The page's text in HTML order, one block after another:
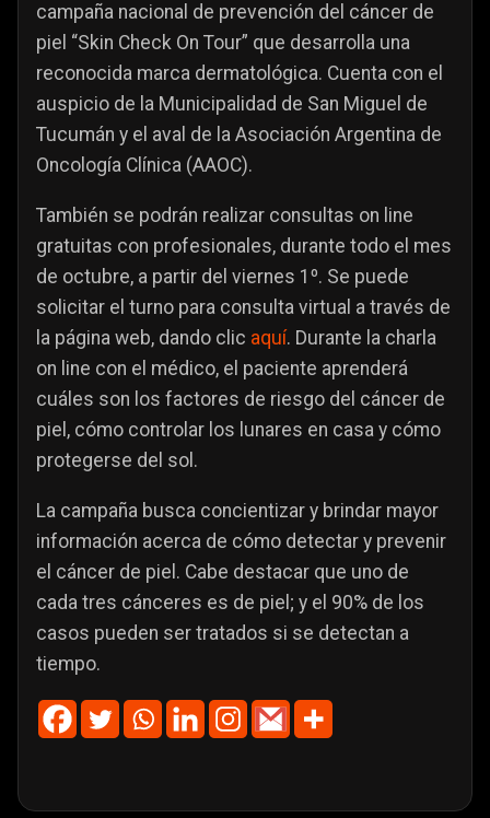
campaña nacional de prevención del cáncer de
piel “Skin Check On Tour” que desarrolla una
reconocida marca dermatológica. Cuenta con el
auspicio de la Municipalidad de San Miguel de
Tucumán y el aval de la Asociación Argentina de
Oncología Clínica (AAOC).
También se podrán realizar consultas on line
gratuitas con profesionales, durante todo el mes
de octubre, a partir del viernes 1º. Se puede
solicitar el turno para consulta virtual a través de
la página web, dando clic aquí. Durante la charla
on line con el médico, el paciente aprenderá
cuáles son los factores de riesgo del cáncer de
piel, cómo controlar los lunares en casa y cómo
protegerse del sol.
La campaña busca concientizar y brindar mayor
información acerca de cómo detectar y prevenir
el cáncer de piel. Cabe destacar que uno de
cada tres cánceres es de piel; y el 90% de los
casos pueden ser tratados si se detectan a
tiempo.